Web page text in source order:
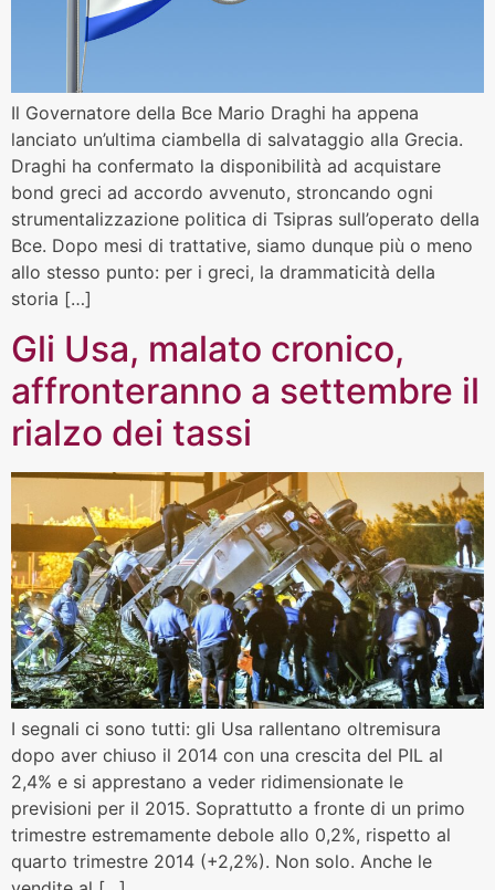
Il Governatore della Bce Mario Draghi ha appena
lanciato un’ultima ciambella di salvataggio alla Grecia.
Draghi ha confermato la disponibilità ad acquistare
bond greci ad accordo avvenuto, stroncando ogni
strumentalizzazione politica di Tsipras sull’operato della
Bce. Dopo mesi di trattative, siamo dunque più o meno
allo stesso punto: per i greci, la drammaticità della
storia […]
Gli Usa, malato cronico,
affronteranno a settembre il
rialzo dei tassi
I segnali ci sono tutti: gli Usa rallentano oltremisura
dopo aver chiuso il 2014 con una crescita del PIL al
2,4% e si apprestano a veder ridimensionate le
previsioni per il 2015. Soprattutto a fronte di un primo
trimestre estremamente debole allo 0,2%, rispetto al
quarto trimestre 2014 (+2,2%). Non solo. Anche le